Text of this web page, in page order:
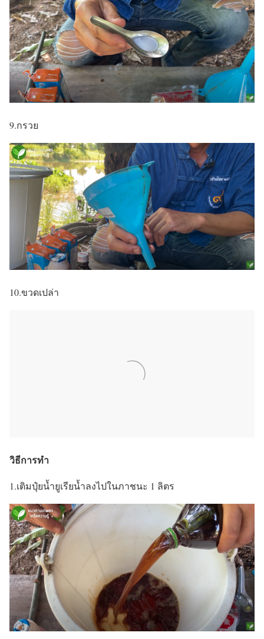
9.กรวย
10.ขวดเปล่า
วิธีการทำ
1.เติมปุ๋ยน้ำยูเรียน้ำลงไปในภาชนะ 1 ลิตร